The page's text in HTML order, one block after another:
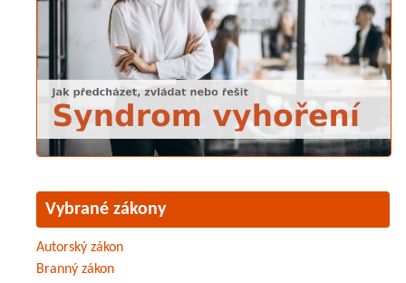
Vybrané zákony
Autorský zákon
Branný zákon